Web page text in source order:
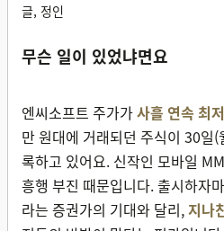
글, 정인
무슨 일이 있었냐면요
엔씨소프트 주가가사흘 연속 최
만 원대에 거래되던 주식이 30일
록하고 있어요. 신작인 모바일
흥행 부진 때문입니다. 출시하자
라는 증권가의 기대와 달리,지나